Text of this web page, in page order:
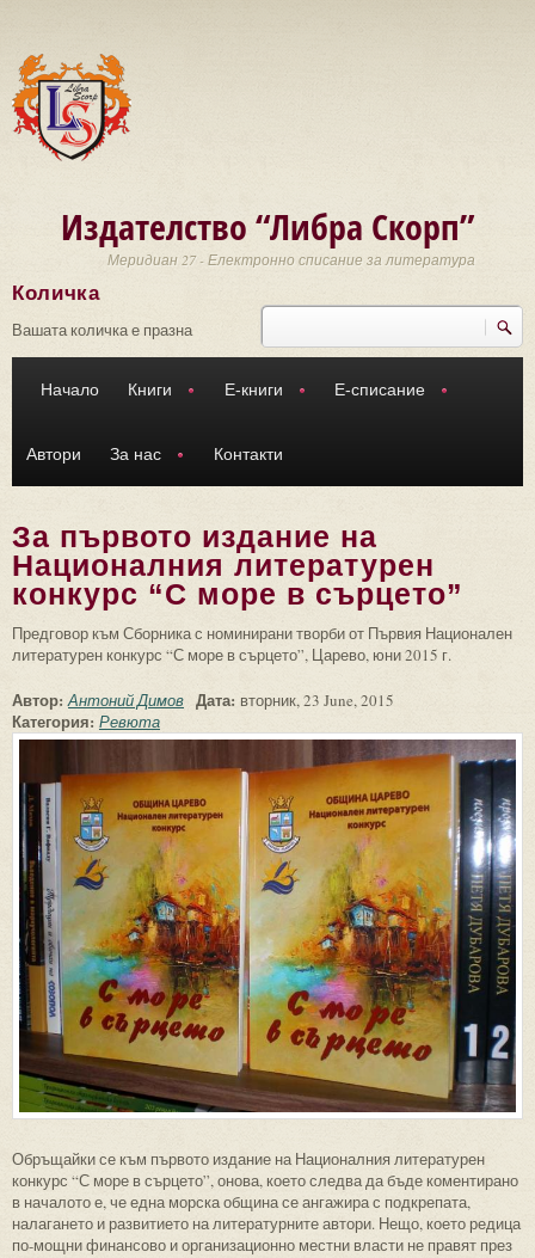
Издателство “Либра Скорп”
Меридиан 27 - Електронно списание за литература
Търси
Количка
Вашата количка е празна
Начало Книги Е-книги Е-списание
Автори За нас Контакти
За първото издание на
Националния литературен
конкурс “С море в сърцето”
Предговор към Сборника с номинирани творби от Първия Национален
литературен конкурс “С море в сърцето”, Царево, юни 2015 г.
Автор:Антоний Димов Дата: вторник, 23 June, 2015
Категория: Ревюта
Обръщайки се към първото издание на Националния литературен
конкурс “С море в сърцето”, онова, което следва да бъде коментирано
в началото е, че една морска община се ангажира с подкрепата,
налагането и развитието на литературните автори. Нещо, което редица
по-мощни финансово и организационно местни власти не правят през